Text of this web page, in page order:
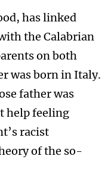
has linked
the Calabrian
on both
was born in Italy.
father was
help feeling
racist
of the so-